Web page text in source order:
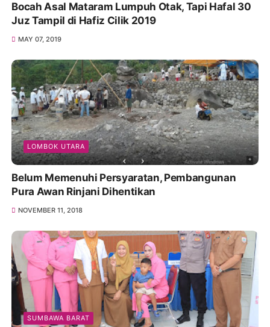
Bocah Asal Mataram Lumpuh Otak, Tapi Hafal 30
Juz Tampil di Hafiz Cilik 2019
MAY 07, 2019
LOMBOK UTARA
Belum Memenuhi Persyaratan, Pembangunan
Pura Awan Rinjani Dihentikan
NOVEMBER 11, 2018
SUMBAWA BARAT